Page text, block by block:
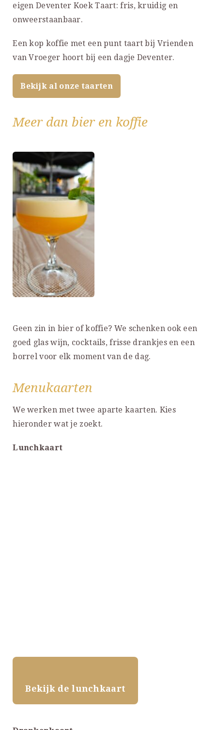
eigen Deventer Koek Taart: fris, kruidig en
onweerstaanbaar.
Een kop koffie met een punt taart bij Vrienden
van Vroeger hoort bij een dagje Deventer.
Bekijk al onze taarten
Meer dan bier en koffie
Geen zin in bier of koffie? We schenken ook een
goed glas wijn, cocktails, frisse drankjes en een
borrel voor elk moment van de dag.
Menukaarten
We werken met twee aparte kaarten. Kies
hieronder wat je zoekt.
Lunchkaart
Bekijk de lunchkaart